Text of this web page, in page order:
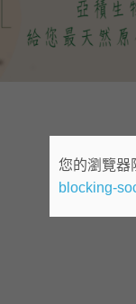
您的瀏覽器
blocking-